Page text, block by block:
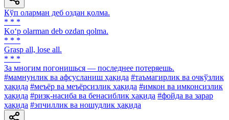
Кўп оларман деб оздан қолма.
* * *
Ko‘p olarman deb ozdan qolma.
* * *
Grasp all, lose all.
* * *
За многим погонишься — последнее потеряешь.
#мамнунлик ва афсусланиш ҳақида #таъмагирлик ва очкўзлик
ҳақида #меъёр ва меъёрсизлик ҳақида #имкон ва имконсизлик
ҳақида #ризқ-насиба ва бенасиблик ҳақида #фойда ва зарар
ҳақида #эпчиллик ва ношудлик ҳақида